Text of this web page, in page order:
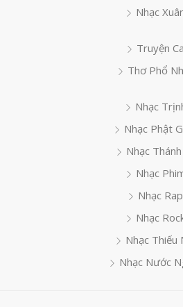
Nhạc
Truyện Ca
Thơ Phổ
Nhạc
Nhạc Phật
Nhạc
Nhạc
Nhạc Rap
Nhạc
Nhạc Thiếu
Nhạc Nước